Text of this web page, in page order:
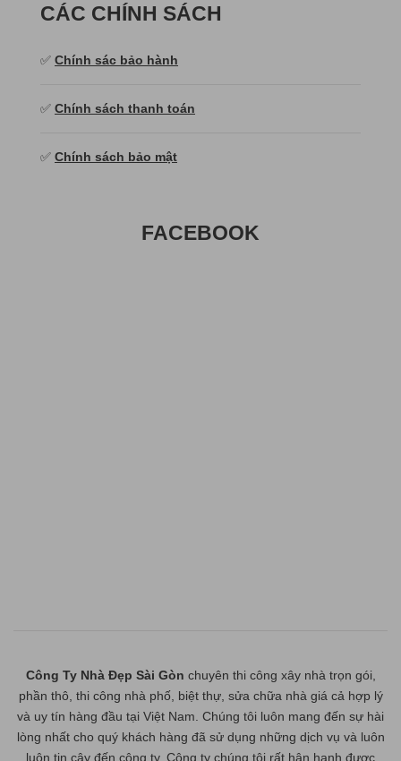
CÁC CHÍNH SÁCH
✅ Chính sác bảo hành
✅ Chính sách thanh toán
✅ Chính sách bảo mật
FACEBOOK
Công Ty Nhà Đẹp Sài Gòn chuyên thi công xây nhà trọn gói,
phần thô, thi công nhà phố, biệt thự, sửa chữa nhà giá cả hợp lý
và uy tín hàng đầu tại Việt Nam. Chúng tôi luôn mang đến sự hài
lòng nhất cho quý khách hàng đã sử dụng những dịch vụ và luôn
luôn tin cậy đến công ty. Công ty chúng tôi rất hân hạnh được